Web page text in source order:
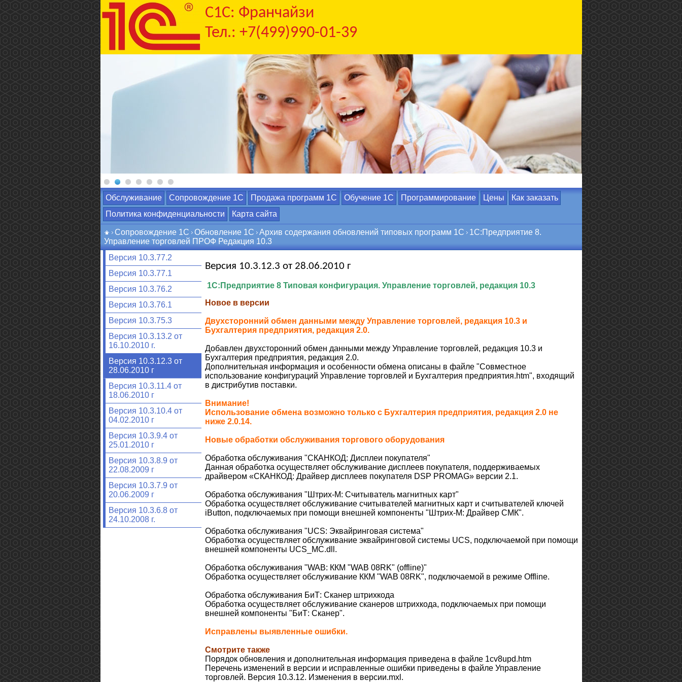
C1С: Франчайзи
Тел.: +7(499)990-01-39
Обслуживание Сопровождение 1С Продажа программ 1С Обучение 1С Программирование Цены
Как заказать
Политика конфиденциальности
Карта сайта
Сопровождение 1С Обновление 1С Архив содержания обновлений типовых программ 1С
1С:Предприятие 8.
Управление торговлей ПРОФ Редакция 10.3
Версия 10.3.77.2
Версия 10.3.77.1
Версия 10.3.76.2
Версия 10.3.76.1
Версия 10.3.75.3
Версия 10.3.13.2 от
16.10.2010 г.
Версия 10.3.12.3 от
28.06.2010 г
Версия 10.3.11.4 от
18.06.2010 г
Версия 10.3.10.4 от
04.02.2010 г
Версия 10.3.9.4 от
25.01.2010 г
Версия 10.3.8.9 от
22.08.2009 г
Версия 10.3.7.9 от
20.06.2009 г
Версия 10.3.6.8 от
24.10.2008 г.
Версия 10.3.12.3 от 28.06.2010 г
1С:Предприятие 8 Типовая конфигурация. Управление торговлей, редакция 10.3
Новое в версии
Двухсторонний обмен данными между Управление торговлей, редакция 10.3 и
Бухгалтерия предприятия, редакция 2.0.
Добавлен двухсторонний обмен данными между Управление торговлей, редакция 10.3 и
Бухгалтерия предприятия, редакция 2.0.
Дополнительная информация и особенности обмена описаны в файле "Совместное
использование конфигураций Управление торговлей и Бухгалтерия предприятия.htm", входящий
в дистрибутив поставки.
Внимание!
Использование обмена возможно только с Бухгалтерия предприятия, редакция 2.0 не
ниже 2.0.14.
Новые обработки обслуживания торгового оборудования
Обработка обслуживания "СКАНКОД: Дисплеи покупателя"
Данная обработка осуществляет обслуживание дисплеев покупателя, поддерживаемых
драйвером «СКАНКОД: Драйвер дисплеев покупателя DSP PROMAG» версии 2.1.
Обработка обслуживания "Штрих-М: Считыватель магнитных карт"
Обработка осуществляет обслуживание считывателей магнитных карт и считывателей ключей
iButton, подключаемых при помощи внешней компоненты "Штрих-М: Драйвер СМК".
Обработка обслуживания "UCS: Эквайринговая система"
Обработка осуществляет обслуживание эквайринговой системы UCS, подключаемой при помощи
внешней компоненты UCS_MC.dll.
Обработка обслуживания "WAB: ККМ "WAB 08RK" (offline)"
Обработка осуществляет обслуживание ККМ "WAB 08RK", подключаемой в режиме Offline.
Обработка обслуживания БиТ: Сканер штрихкода
Обработка осуществляет обслуживание сканеров штрихкода, подключаемых при помощи
внешней компоненты "БиТ: Сканер".
Исправлены выявленные ошибки.
Смотрите также
Порядок обновления и дополнительная информация приведена в файле 1cv8upd.htm
Перечень изменений в версии и исправленные ошибки приведены в файле Управление
торговлей. Версия 10.3.12. Изменения в версии.mxl.